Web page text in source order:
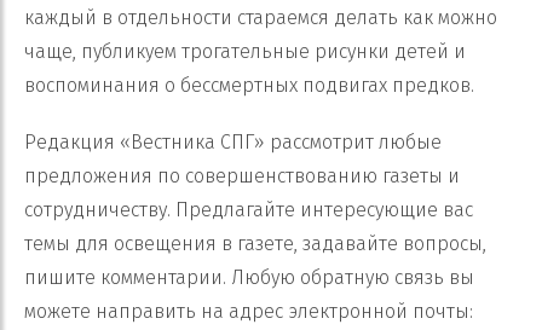
каждый в отдельности стараемся делать как можно
чаще, публикуем трогательные рисунки детей и
воспоминания о бессмертных подвигах предков.
Редакция «Вестника СПГ» рассмотрит любые
предложения по совершенствованию газеты и
сотрудничеству. Предлагайте интересующие вас
темы для освещения в газете, задавайте вопросы,
пишите комментарии. Любую обратную связь вы
можете направить на адрес электронной почты: